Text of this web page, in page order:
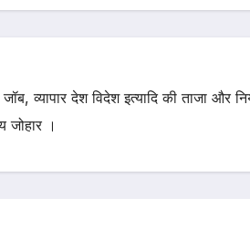
व्यापार देश विदेश इत्यादि की ताजा और
।